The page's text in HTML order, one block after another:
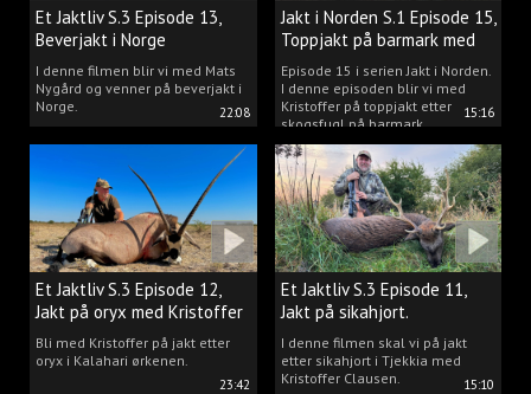
22:08
Et Jaktliv S.3 Episode 13,
Beverjakt i Norge
I denne filmen blir vi med Mats
Nygård og venner på beverjakt i
Norge.
15:16
Jakt i Norden S.1 Episode 15,
Toppjakt på barmark med
Kristoffer Clausen
Episode 15 i serien Jakt i Norden.
I denne episoden blir vi med
Kristoffer på toppjakt etter
skogsfugl på barmark.
23:42
Et Jaktliv S.3 Episode 12,
Jakt på oryx med Kristoffer
Clausen
Bli med Kristoffer på jakt etter
oryx i Kalahari ørkenen.
15:10
Et Jaktliv S.3 Episode 11,
Jakt på sikahjort.
I denne filmen skal vi på jakt
etter sikahjort i Tjekkia med
Kristoffer Clausen.